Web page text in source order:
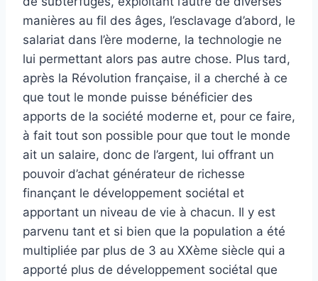
manières au fil des âges, l’esclavage d’abord, le
salariat dans l’ère moderne, la technologie ne
lui permettant alors pas autre chose. Plus tard,
après la Révolution française, il a cherché à ce
que tout le monde puisse bénéficier des
apports de la société moderne et, pour ce faire,
à fait tout son possible pour que tout le monde
ait un salaire, donc de l’argent, lui offrant un
pouvoir d’achat générateur de richesse
finançant le développement sociétal et
apportant un niveau de vie à chacun. Il y est
parvenu tant et si bien que la population a été
multipliée par plus de 3 au XXème siècle qui a
apporté plus de développement sociétal que